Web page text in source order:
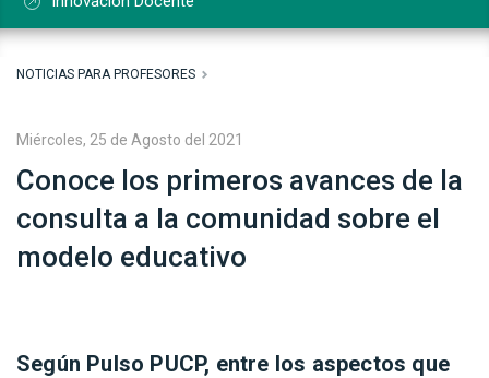
NOTICIAS PARA PROFESORES
Miércoles, 25 de Agosto del 2021
Conoce los primeros avances de la
consulta a la comunidad sobre el
modelo educativo
Según Pulso PUCP, entre los aspectos que